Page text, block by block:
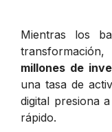
Mientras los
transformación,
millones de
una tasa de
digital presiona
rápido.